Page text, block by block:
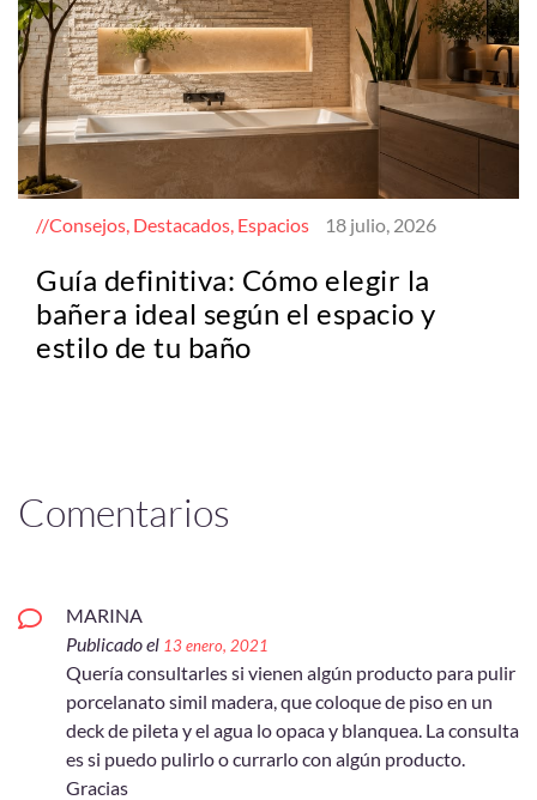
Consejos, Destacados, Espacios 18 julio, 2026
Guía definitiva: Cómo elegir la
bañera ideal según el espacio y
estilo de tu baño
Comentarios
MARINA
Publicado el 13 enero, 2021
Quería consultarles si vienen algún producto para pulir
porcelanato simil madera, que coloque de piso en un
deck de pileta y el agua lo opaca y blanquea. La consulta
es si puedo pulirlo o currarlo con algún producto.
Gracias